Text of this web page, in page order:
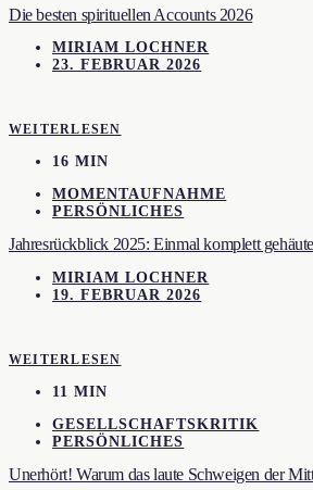
Die besten spirituellen Accounts 2026
MIRIAM LOCHNER
23. FEBRUAR 2026
WEITERLESEN
16 MIN
MOMENTAUFNAHME
PERSÖNLICHES
Jahresrückblick 2025: Einmal komplett
MIRIAM LOCHNER
19. FEBRUAR 2026
WEITERLESEN
11 MIN
GESELLSCHAFTSKRITIK
PERSÖNLICHES
Unerhört! Warum das laute Schweigen der